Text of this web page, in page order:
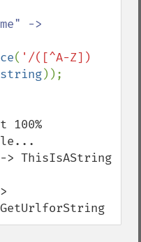
->
( '/([^A-Z])
100%